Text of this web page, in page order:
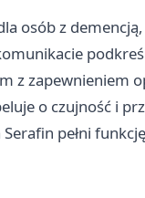
osób z
z zapewnieniem
o czujność i
pełni